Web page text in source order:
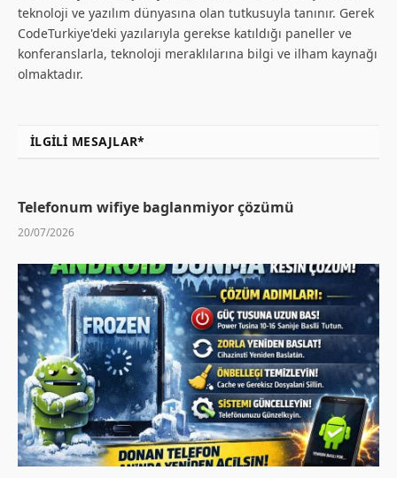
teknoloji ve yazılım dünyasına olan tutkusuyla tanınır. Gerek
CodeTurkiye'deki yazılarıyla gerekse katıldığı paneller ve
konferanslarla, teknoloji meraklılarına bilgi ve ilham kaynağı
olmaktadır.
İLGILI MESAJLAR*
Telefonum wifiye baglanmiyor çözümü
20/07/2026